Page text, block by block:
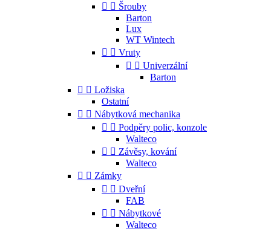
  Šrouby
Barton
Lux
WT Wintech
  Vruty
  Univerzální
Barton
  Ložiska
Ostatní
  Nábytková mechanika
  Podpěry polic, konzole
Walteco
  Závěsy, kování
Walteco
  Zámky
  Dveřní
FAB
  Nábytkové
Walteco